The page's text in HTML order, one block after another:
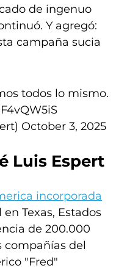
de ingenuo
Y agregó:
campaña sucia
todos lo mismo.
October 3, 2025
Luis Espert
incorporada
Texas, Estados
de 200.000
compañías del
"Fred"